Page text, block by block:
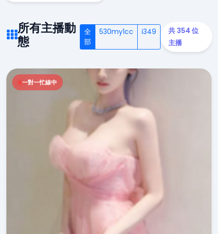
所有主播動
態
全
部
530my1cc i349
共 354 位
主播
一對一忙線中